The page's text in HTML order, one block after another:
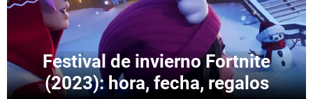
Festival de invierno Fortnite
(2023): hora, fecha, regalos